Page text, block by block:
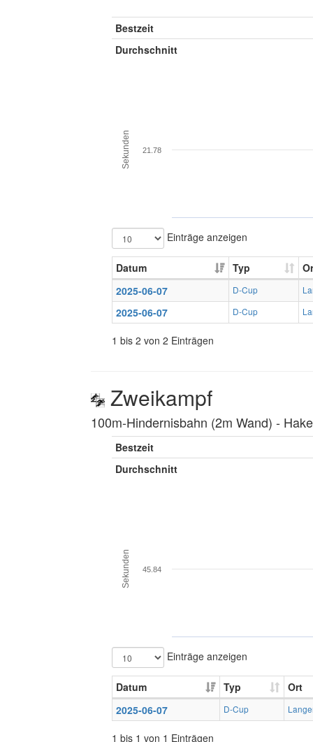
Bestzeit
Durchschnitt
Sekunden 21.78
Einträge anzeigen
Datum Typ
2025-06-07
D-Cup
2025-06-07 D-Cup
1 bis 2 von 2 Einträgen
Zweikampf
100m-Hindernisbahn (2m Wand) ‐
Bestzeit
Durchschnitt
Sekunden 45.84
Einträge anzeigen
Datum Typ
Ort
2025-06-07
D-Cup
1 bis 1 von 1 Einträgen